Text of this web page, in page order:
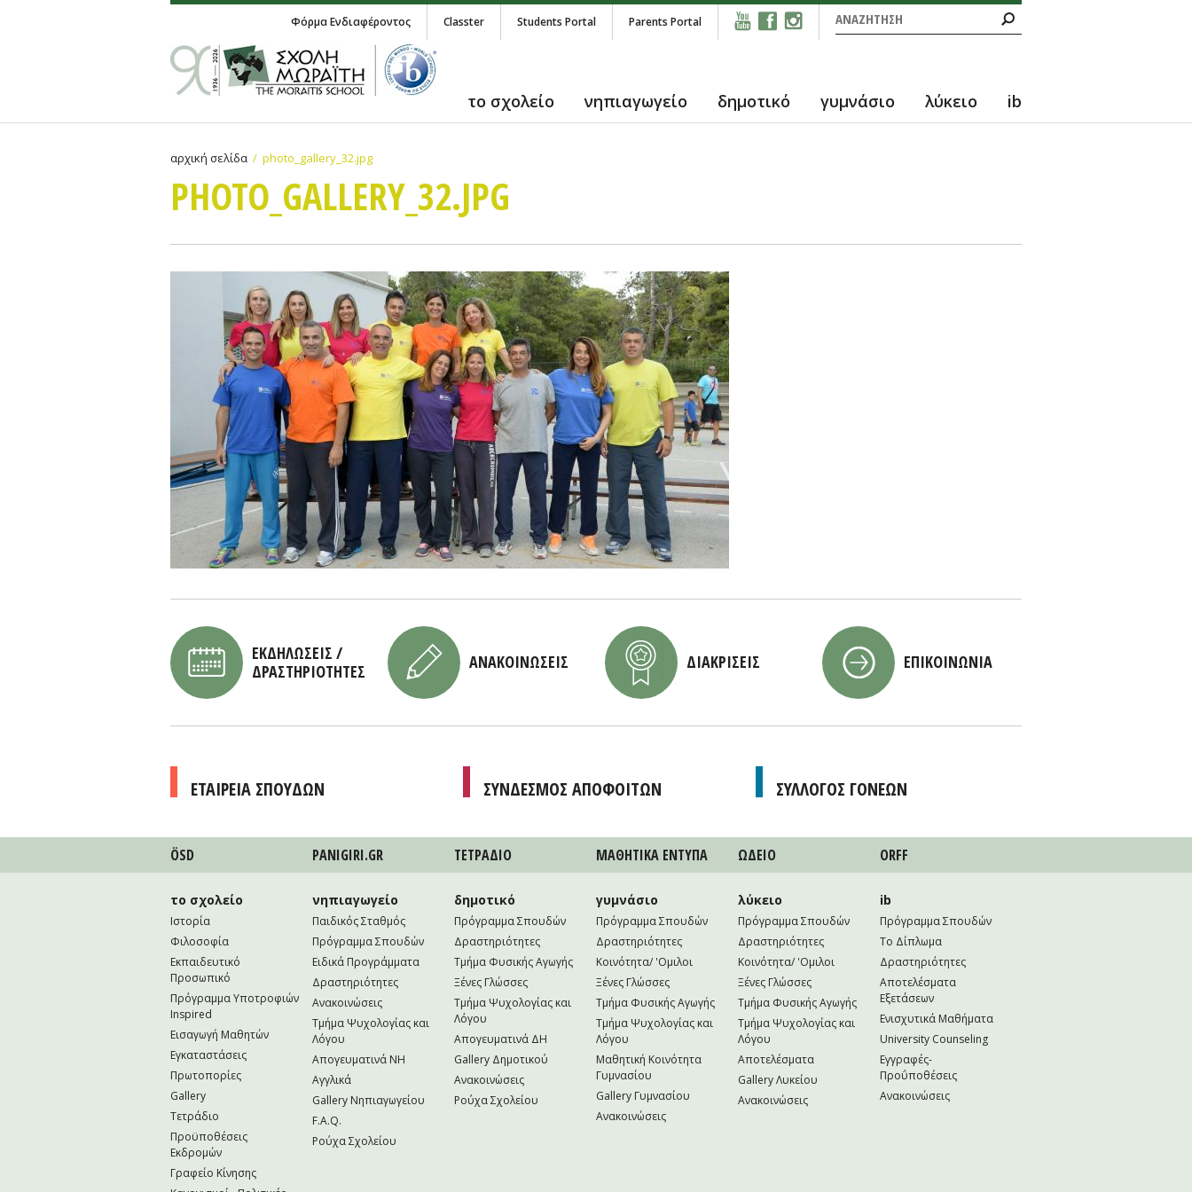
Φόρμα αναζήτησης
Αναζήτηση
Φόρμα Ενδιαφέροντος Classter Students Portal Parents Portal
το σχολείο νηπιαγωγείο δημοτικό γυμνάσιο λύκειο ib
αρχική σελίδα photo_gallery_32.jpg
PHOTO_GALLERY_32.JPG
ΕΚΔΗΛΩΣΕΙΣ /
ΔΡΑΣΤΗΡΙΟΤΗΤΕΣ
ΑΝΑΚΟΙΝΩΣΕΙΣ ΔΙΑΚΡΙΣΕΙΣ ΕΠΙΚΟΙΝΩΝΙΑ
ΕΤΑΙΡΕΙΑ ΣΠΟΥΔΩΝ ΣΥΝΔΕΣΜΟΣ ΑΠΟΦΟΙΤΩΝ ΣΥΛΛΟΓΟΣ ΓΟΝΕΩΝ
ÖSD PANIGIRI.GR ΤΕΤΡAΔΙΟ ΜΑΘΗΤΙΚA ΕΝΤΥΠΑ ΩΔΕΙΟ ORFF
το σχολείο
Ιστορία
Φιλοσοφία
Εκπαιδευτικό
Προσωπικό
Πρόγραμμα Υποτροφιών
Inspired
Εισαγωγή Μαθητών
Εγκαταστάσεις
Πρωτοπορίες
Gallery
Τετράδιο
Προϋποθέσεις
Εκδρομών
Γραφείο Κίνησης
νηπιαγωγείο
Παιδικός Σταθμός
Πρόγραμμα Σπουδών
Ειδικά Προγράμματα
Δραστηριότητες
Ανακοινώσεις
Τμήμα Ψυχολογίας και
Λόγου
Απογευματινά NH
Αγγλικά
Gallery Νηπιαγωγείου
F.A.Q.
Ρούχα Σχολείου
δημοτικό
Πρόγραμμα Σπουδών
Δραστηριότητες
Τμήμα Φυσικής Αγωγής
Ξένες Γλώσσες
Τμήμα Ψυχολογίας και
Λόγου
Απογευματινά ΔΗ
Gallery Δημοτικού
Ανακοινώσεις
Ρούχα Σχολείου
γυμνάσιο
Πρόγραμμα Σπουδών
Δραστηριότητες
Κοινότητα/ 'Ομιλοι
Ξένες Γλώσσες
Τμήμα Φυσικής Αγωγής
Τμήμα Ψυχολογίας και
Λόγου
Μαθητική Κοινότητα
Γυμνασίου
Gallery Γυμνασίου
Ανακοινώσεις
λύκειο
Πρόγραμμα Σπουδών
Δραστηριότητες
Κοινότητα/ 'Ομιλοι
Ξένες Γλώσσες
Τμήμα Φυσικής Αγωγής
Τμήμα Ψυχολογίας και
Λόγου
Αποτελέσματα
Gallery Λυκείου
Ανακοινώσεις
ib
Πρόγραμμα Σπουδών
Το Δίπλωμα
Δραστηριότητες
Αποτελέσματα
Εξετάσεων
Ενισχυτικά Μαθήματα
University Counseling
Εγγραφές-
Προΰποθέσεις
Ανακοινώσεις